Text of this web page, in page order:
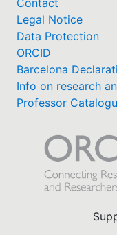
Contact
Legal Notice
Data Protection
ORCID
Barcelona
Info on research
Professor